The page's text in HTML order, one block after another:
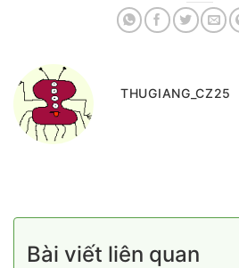
THUGIANG_CZ25
Bài viết liên quan